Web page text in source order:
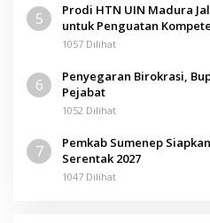
5
Prodi HTN UIN Madura
untuk Penguatan
1057 Dilihat
6
Penyegaran Birokrasi,
Pejabat
1052 Dilihat
7
Pemkab Sumenep
Serentak 2027
1047 Dilihat